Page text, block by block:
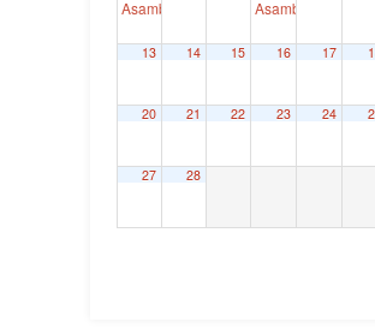
Asamblea Territorial de Nafarroa
Asamblea
13 14 15 16 17
20 21 22 23 24
27 28